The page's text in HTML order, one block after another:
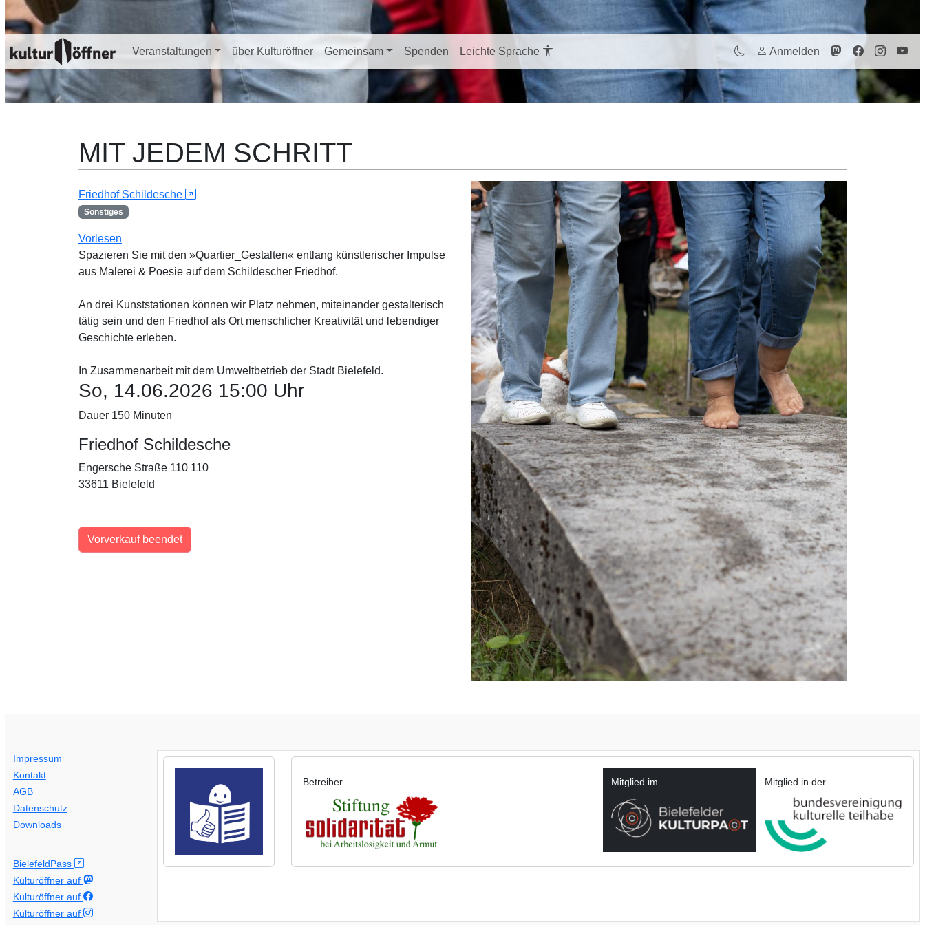
Veranstaltungen über Kulturöffner Gemeinsam Spenden Leichte Sprache Anmelden
MIT JEDEM SCHRITT
Friedhof Schildesche
Sonstiges
Vorlesen
Spazieren Sie mit den »Quartier_Gestalten« entlang künstlerischer Impulse
aus Malerei & Poesie auf dem Schildescher Friedhof.
An drei Kunststationen können wir Platz nehmen, miteinander gestalterisch
tätig sein und den Friedhof als Ort menschlicher Kreativität und lebendiger
Geschichte erleben.
In Zusammenarbeit mit dem Umweltbetrieb der Stadt Bielefeld.
So, 14.06.2026 15:00 Uhr
Dauer 150 Minuten
Friedhof Schildesche
Engersche Straße 110 110
33611 Bielefeld
Vorverkauf beendet
Impressum
Kontakt
AGB
Datenschutz
Downloads
BielefeldPass
Kulturöffner auf
Kulturöffner auf
Kulturöffner auf
Betreiber Mitglied im Mitglied in der